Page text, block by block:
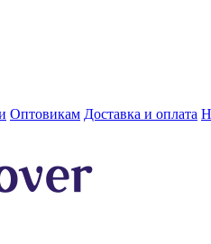
Оптовикам Доставка и оплата